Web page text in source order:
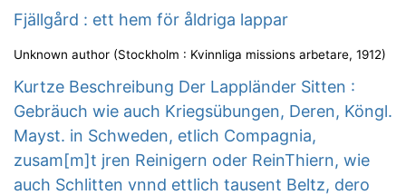
Fjällgård : ett hem för åldriga lappar
Unknown author (Stockholm : Kvinnliga missions arbetare, 1912)
Kurtze Beschreibung Der Lappländer Sitten :
Gebräuch wie auch Kriegsübungen, Deren, Köngl.
Mayst. in Schweden, etlich Compagnia,
zusam[m]t jren Reinigern oder ReinThiern, wie
auch Schlitten vnnd ettlich tausent Beltz, dero